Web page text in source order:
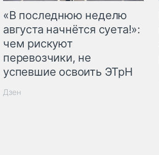
«В последнюю неделю
августа начнётся суета!»:
чем рискуют
перевозчики, не
успевшие освоить ЭТрН
Дзен